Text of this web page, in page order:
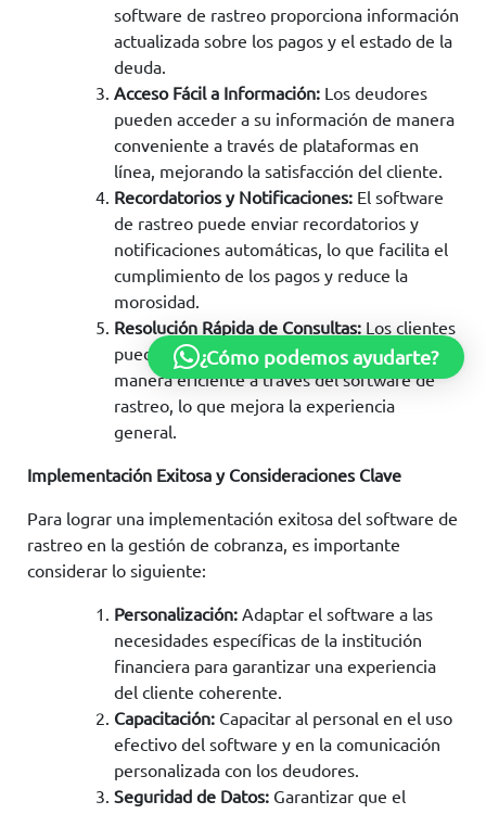
software de rastreo proporciona información
actualizada sobre los pagos y el estado de la
deuda.
Acceso Fácil a Información: Los deudores
pueden acceder a su información de manera
conveniente a través de plataformas en
línea, mejorando la satisfacción del cliente.
Recordatorios y Notificaciones: El software
de rastreo puede enviar recordatorios y
notificaciones automáticas, lo que facilita el
cumplimiento de los pagos y reduce la
morosidad.
Resolución Rápida de Consultas: Los clientes
pueden resolver consultas y problemas de
manera eficiente a través del software de
rastreo, lo que mejora la experiencia
general.
Implementación Exitosa y Consideraciones Clave
Para lograr una implementación exitosa del software de
rastreo en la gestión de cobranza, es importante
considerar lo siguiente:
Personalización: Adaptar el software a las
necesidades específicas de la institución
financiera para garantizar una experiencia
del cliente coherente.
Capacitación: Capacitar al personal en el uso
efectivo del software y en la comunicación
personalizada con los deudores.
Seguridad de Datos: Garantizar que el
¿Cómo podemos ayudarte?